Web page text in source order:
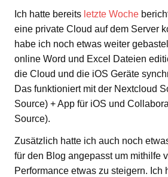
Ich hatte bereits letzte Woche
eine private Cloud auf dem Server
habe ich noch etwas weiter
online Word und Excel Dateien
die Cloud und die iOS Geräte
Das funktioniert mit der Nextcloud
Source) + App für iOS und
Source).
Zusätzlich hatte ich auch noch
für den Blog angepasst um mithilfe
Performance etwas zu steigern. Ich